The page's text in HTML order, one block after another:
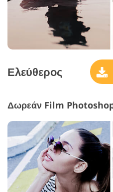
Ελεύθερος